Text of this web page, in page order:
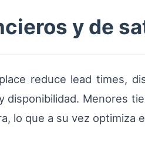
y de
reduce lead times,
disponibilidad. Menores
lo que a su vez optimiza